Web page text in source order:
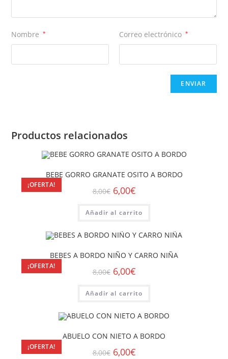
Nombre * Correo electrónico *
Productos relacionados
¡OFERTA!
BEBE GORRO GRANATE OSITO A BORDO
8,00€ 6,00€
Añadir al carrito
¡OFERTA!
BEBES A BORDO NIÑO Y CARRO NIÑA
8,00€ 6,00€
Añadir al carrito
¡OFERTA!
ABUELO CON NIETO A BORDO
8,00€ 6,00€